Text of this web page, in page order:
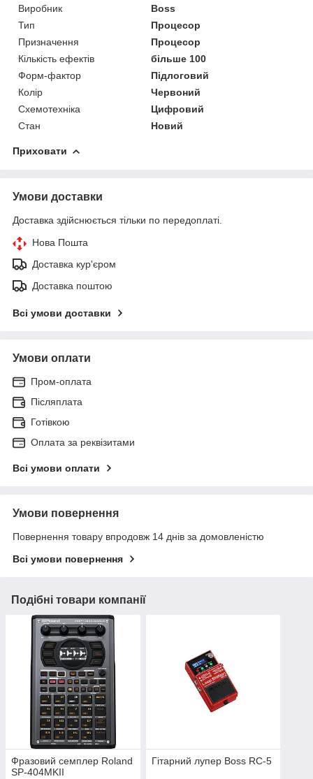
Виробник
Boss
Тип
Процесор
Призначення
Процесор
Кількість ефектів
більше 100
Форм-фактор
Підлоговий
Колір
Червоний
Схемотехніка
Цифровий
Стан
Новий
Приховати
Умови доставки
Доставка здійснюється тільки по передоплаті.
Нова Пошта
Доставка кур'єром
Доставка поштою
Всі умови доставки
Умови оплати
Пром-оплата
Післяплата
Готівкою
Оплата за реквізитами
Всі умови оплати
Умови повернення
Повернення товару впродовж 14 днів за домовленістю
Всі умови повернення
Подібні товари компанії
Фразовий семплер Roland
SP-404MKII
Гітарний лупер Boss RC-5